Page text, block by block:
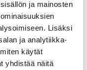
ja mainosten
Lisäksi
ja analytiikka-
käytät
yhdistää näitä